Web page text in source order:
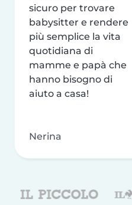
sicuro per trovare
babysitter e rendere
più semplice la vita
quotidiana di
mamme e papà che
hanno bisogno di
aiuto a casa!
Nerina